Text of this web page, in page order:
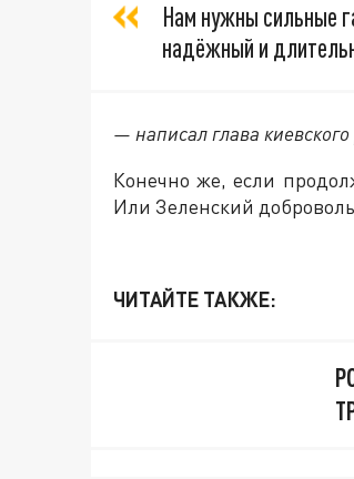
Нам нужны сильные
надёжный и
— написал глава
Конечно же, если
Или Зеленский
ЧИТАЙТЕ ТАКЖЕ: